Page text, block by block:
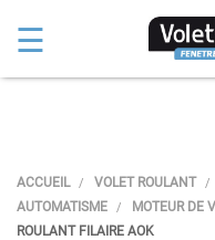
Basculer
la
☰
ACCUEIL VOLET ROULANT
AUTOMATISME
MOTEUR DE
ROULANT FILAIRE AOK